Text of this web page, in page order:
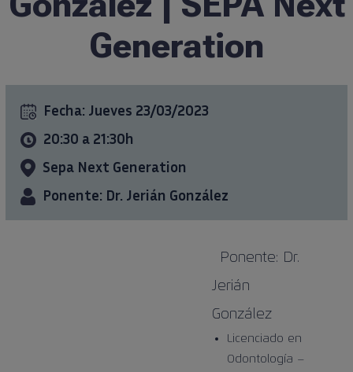
Generation
Fecha: Jueves 23/03/2023
20:30 a 21:30h
Sepa Next Generation
Ponente: Dr. Jerián González
Ponente: Dr.
Jerián
González
Licenciado en
Odontología –